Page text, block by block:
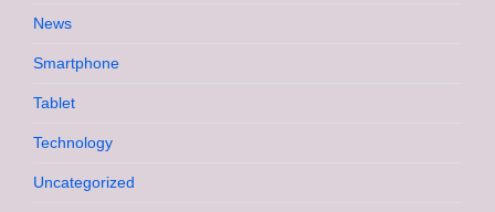
News
Smartphone
Tablet
Technology
Uncategorized